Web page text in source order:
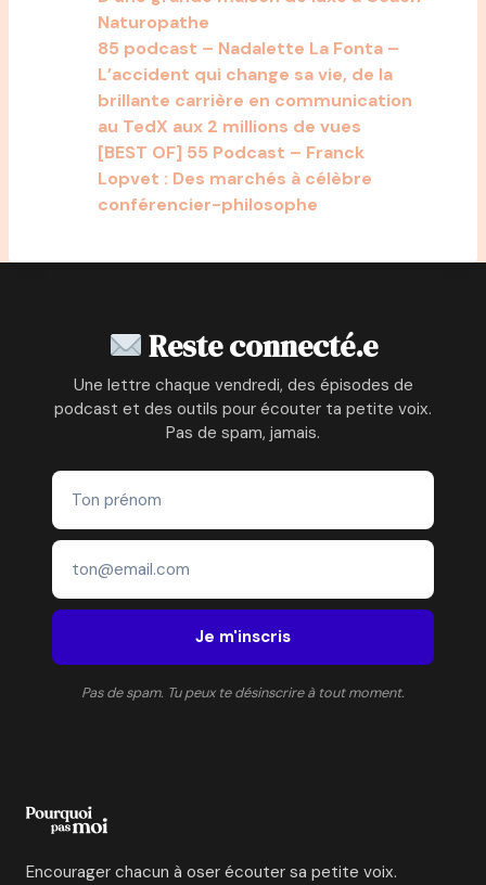
Naturopathe
85 podcast – Nadalette La Fonta –
L’accident qui change sa vie, de la
brillante carrière en communication
au TedX aux 2 millions de vues
[BEST OF] 55 Podcast – Franck
Lopvet : Des marchés à célèbre
conférencier-philosophe
Reste connecté.e
Une lettre chaque vendredi, des épisodes de
podcast et des outils pour écouter ta petite voix.
Pas de spam, jamais.
Je m'inscris
Pas de spam. Tu peux te désinscrire à tout moment.
Encourager chacun à oser écouter sa petite voix.